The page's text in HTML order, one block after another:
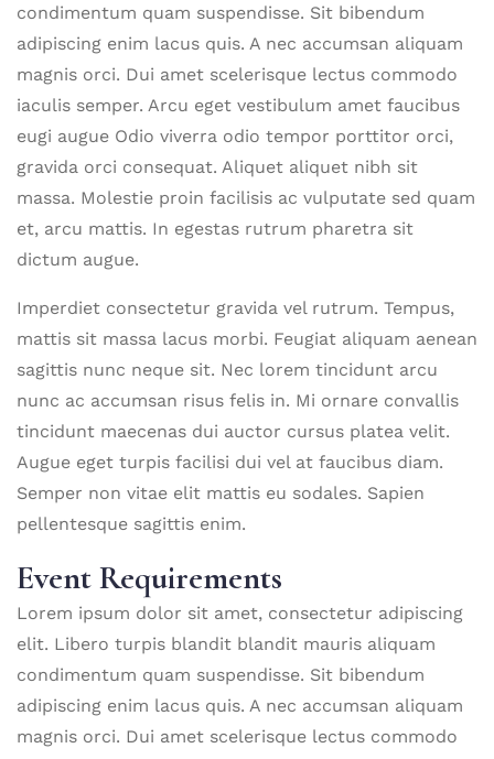
condimentum quam suspendisse. Sit bibendum
adipiscing enim lacus quis. A nec accumsan aliquam
magnis orci. Dui amet scelerisque lectus commodo
iaculis semper. Arcu eget vestibulum amet faucibus
eugi augue Odio viverra odio tempor porttitor orci,
gravida orci consequat. Aliquet aliquet nibh sit
massa. Molestie proin facilisis ac vulputate sed quam
et, arcu mattis. In egestas rutrum pharetra sit
dictum augue.
Imperdiet consectetur gravida vel rutrum. Tempus,
mattis sit massa lacus morbi. Feugiat aliquam aenean
sagittis nunc neque sit. Nec lorem tincidunt arcu
nunc ac accumsan risus felis in. Mi ornare convallis
tincidunt maecenas dui auctor cursus platea velit.
Augue eget turpis facilisi dui vel at faucibus diam.
Semper non vitae elit mattis eu sodales. Sapien
pellentesque sagittis enim.
Event Requirements
Lorem ipsum dolor sit amet, consectetur adipiscing
elit. Libero turpis blandit blandit mauris aliquam
condimentum quam suspendisse. Sit bibendum
adipiscing enim lacus quis. A nec accumsan aliquam
magnis orci. Dui amet scelerisque lectus commodo